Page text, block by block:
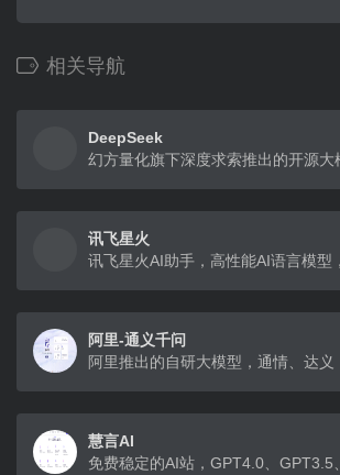
相关导航
DeepSeek
幻方量化旗下深度求索推出的开源大
讯飞星火
阿里-通义千问
慧言AI